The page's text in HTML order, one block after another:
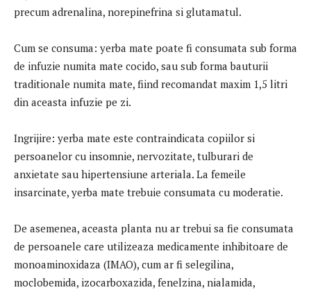
precum adrenalina, norepinefrina si glutamatul.
Cum se consuma: yerba mate poate fi consumata sub forma
de infuzie numita mate cocido, sau sub forma bauturii
traditionale numita mate, fiind recomandat maxim 1,5 litri
din aceasta infuzie pe zi.
Ingrijire: yerba mate este contraindicata copiilor si
persoanelor cu insomnie, nervozitate, tulburari de
anxietate sau hipertensiune arteriala. La femeile
insarcinate, yerba mate trebuie consumata cu moderatie.
De asemenea, aceasta planta nu ar trebui sa fie consumata
de persoanele care utilizeaza medicamente inhibitoare de
monoaminoxidaza (IMAO), cum ar fi selegilina,
moclobemida, izocarboxazida, fenelzina, nialamida,